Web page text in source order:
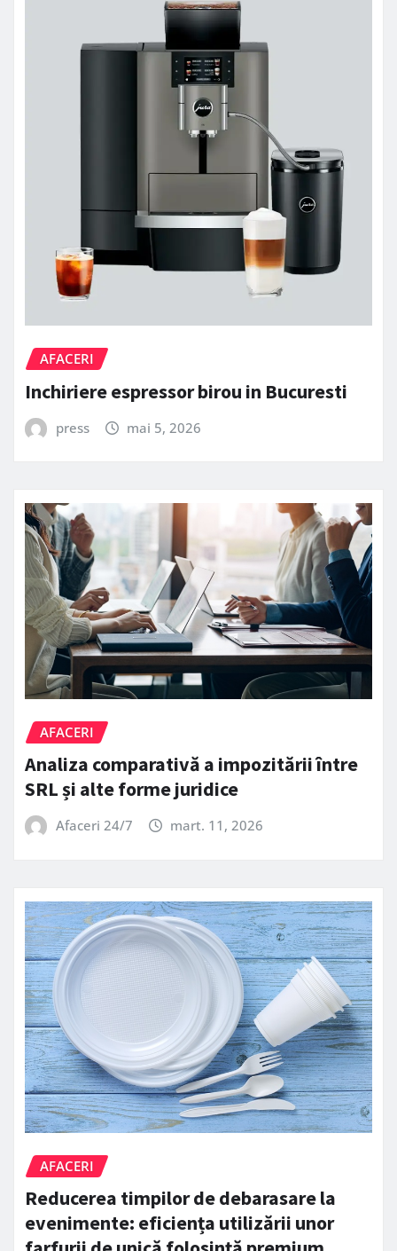
AFACERI
Inchiriere espressor birou in Bucuresti
press mai 5, 2026
AFACERI
Analiza comparativă a impozitării între
SRL și alte forme juridice
Afaceri 24/7 mart. 11, 2026
AFACERI
Reducerea timpilor de debarasare la
evenimente: eficiența utilizării unor